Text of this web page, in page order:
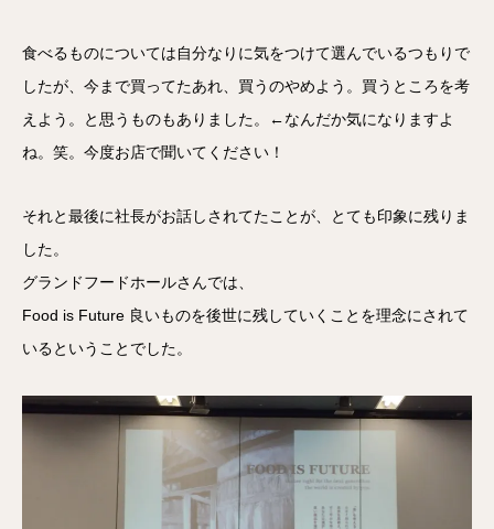
食べるものについては自分なりに気をつけて選んでいるつもりで
したが、今まで買ってたあれ、買うのやめよう。買うところを考
えよう。と思うものもありました。←なんだか気になりますよ
ね。笑。今度お店で聞いてください！
それと最後に社長がお話しされてたことが、とても印象に残りま
した。
グランドフードホールさんでは、
Food is Future 良いものを後世に残していくことを理念にされて
いるということでした。